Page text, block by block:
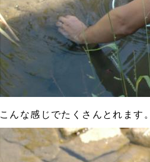
こんな感じでたくさんとれます。